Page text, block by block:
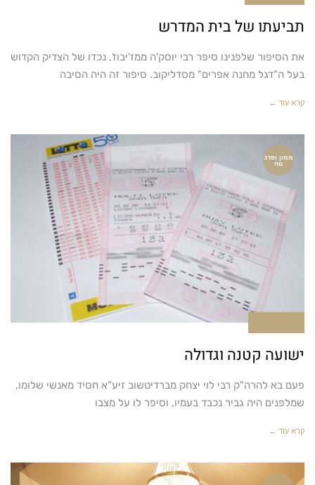
תביעתו של בית המדרש
את הסיפור שלפנינו סיפר רבי יוסק'ה ממז'יבוז', נכדו של הצדיק הקדוש
בעל ה"דגל מחנה אפרים" מסדליקוב. סיפור זה היה הסיבה
קרא עוד ←
ממון ופרנ
סה
ישועה קטנה וגדולה
פעם בא להרה"ק רבי לוי יצחק מברדיטשוב זיע"א חסיד מאנשי שלומו,
שמלפנים היה גביר נכבד בעמיו, וסיפר לו על מצבו
קרא עוד ←